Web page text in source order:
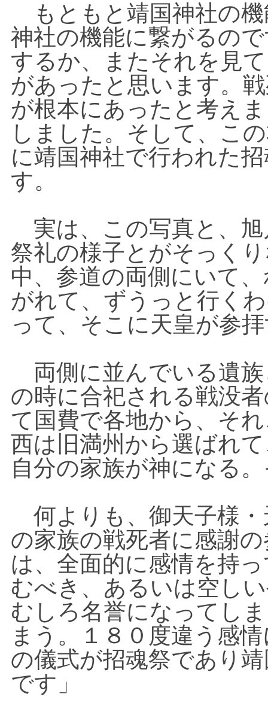
もともと靖国神社の
神社の機能に繋がるの
するか、またそれを見
があったと思います。
が根本にあったと考え
しました。そして、こ
に靖国神社で行われた
す。
実は、この写真と、
祭礼の様子とがそっく
中、参道の両側にいて
がれて、ずうっと行く
って、そこに天皇が参
両側に並んでいる遺
の時に合祀される戦没
て国費で各地から、そ
西は旧満州から選ばれ
自分の家族が神になる
何よりも、御天子様・
の家族の戦死者に感謝
は、全面的に感情を持
むべき、あるいは空し
むしろ名誉になってし
まう。１８０度違う感
の儀式が招魂祭であり
です」